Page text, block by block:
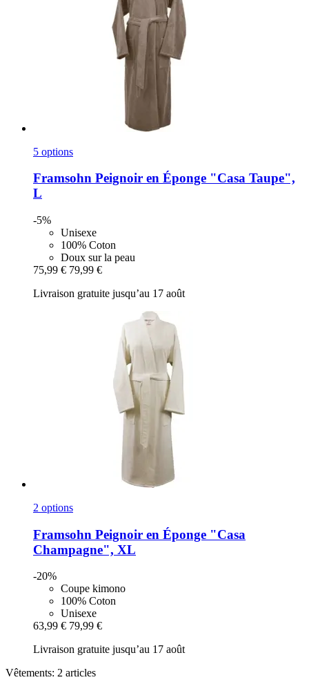
5 options
Framsohn Peignoir en Éponge "Casa Taupe",
L
-5%
Unisexe
100% Coton
Doux sur la peau
75,99 € 79,99 €
Livraison gratuite jusqu’au 17 août
2 options
Framsohn Peignoir en Éponge "Casa
Champagne", XL
-20%
Coupe kimono
100% Coton
Unisexe
63,99 € 79,99 €
Livraison gratuite jusqu’au 17 août
Vêtements: 2 articles